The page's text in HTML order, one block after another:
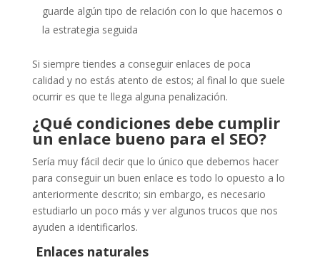
guarde algún tipo de relación con lo que hacemos o
la estrategia seguida
Si siempre tiendes a conseguir enlaces de poca
calidad y no estás atento de estos; al final lo que suele
ocurrir es que te llega alguna penalización.
¿Qué condiciones debe cumplir
un enlace bueno para el SEO?
Sería muy fácil decir que lo único que debemos hacer
para conseguir un buen enlace es todo lo opuesto a lo
anteriormente descrito; sin embargo, es necesario
estudiarlo un poco más y ver algunos trucos que nos
ayuden a identificarlos.
Enlaces naturales